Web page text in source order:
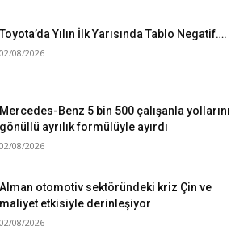
Toyota’da Yılın İlk Yarısında Tablo Negatif….
02/08/2026
Mercedes-Benz 5 bin 500 çalışanla yollarını
gönüllü ayrılık formülüyle ayırdı
02/08/2026
Alman otomotiv sektöründeki kriz Çin ve
maliyet etkisiyle derinleşiyor
02/08/2026